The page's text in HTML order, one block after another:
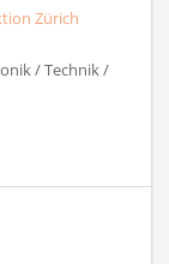
Zürich
/ Technik /